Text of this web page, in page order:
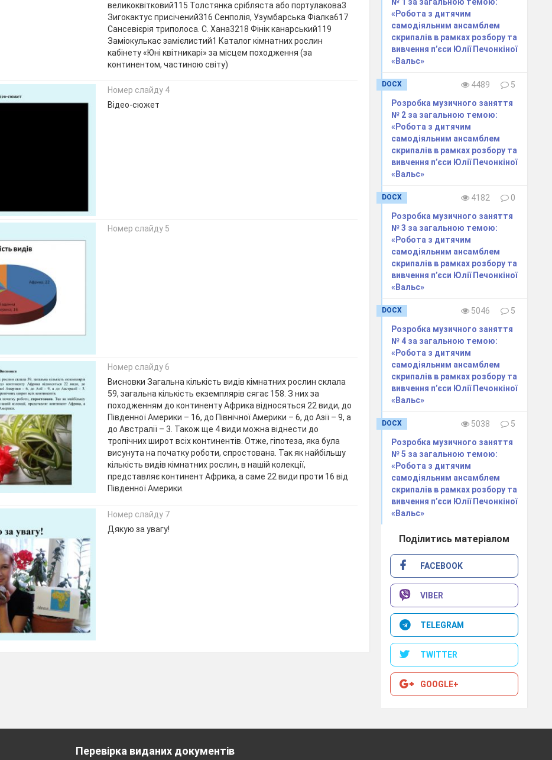
великоквітковий115 Толстянка срібляста або портулакова3
Зигокактус присічений316 Сенполія, Узумбарська Фіалка617
Сансевієрія триполоса. С. Хана3218 Фінік канарський119
Заміокулькас замієлистий1 Каталог кімнатних рослин
кабінету «Юні квітникарі» за місцем походження (за
континентом, частиною світу)
Номер слайду 4
Відео-сюжет
Номер слайду 5
Номер слайду 6
Висновки Загальна кількість видів кімнатних рослин склала
59, загальна кількість екземплярів сягає 158. З них за
походженням до континенту Африка відносяться 22 види, до
Південної Америки – 16, до Північної Америки – 6, до Азії – 9, а
до Австралії – 3. Також ще 4 види можна віднести до
тропічних широт всіх континентів. Отже, гіпотеза, яка була
висунута на початку роботи, спростована. Так як найбільшу
кількість видів кімнатних рослин, в нашій колекції,
представляє континент Африка, а саме 22 види проти 16 від
Південної Америки.
Номер слайду 7
Дякую за увагу!
«Робота з дитячим
самодіяльним ансамблем
скрипалів в рамках розбору та
вивчення п’єси Юлії Печонкіної
«Вальс»
DOCX 4489
5
Розробка музичного заняття
№ 2 за загальною темою:
«Робота з дитячим
самодіяльним ансамблем
скрипалів в рамках розбору та
вивчення п’єси Юлії Печонкіної
«Вальс»
DOCX 4182
0
Розробка музичного заняття
№ 3 за загальною темою:
«Робота з дитячим
самодіяльним ансамблем
скрипалів в рамках розбору та
вивчення п’єси Юлії Печонкіної
«Вальс»
DOCX 5046
5
Розробка музичного заняття
№ 4 за загальною темою:
«Робота з дитячим
самодіяльним ансамблем
скрипалів в рамках розбору та
вивчення п’єси Юлії Печонкіної
«Вальс»
DOCX 5038
5
Розробка музичного заняття
№ 5 за загальною темою:
«Робота з дитячим
самодіяльним ансамблем
скрипалів в рамках розбору та
вивчення п’єси Юлії Печонкіної
«Вальс»
Поділитись матеріалом
FACEBOOK
VIBER
TELEGRAM
TWITTER
GOOGLE+
Перевірка виданих документів